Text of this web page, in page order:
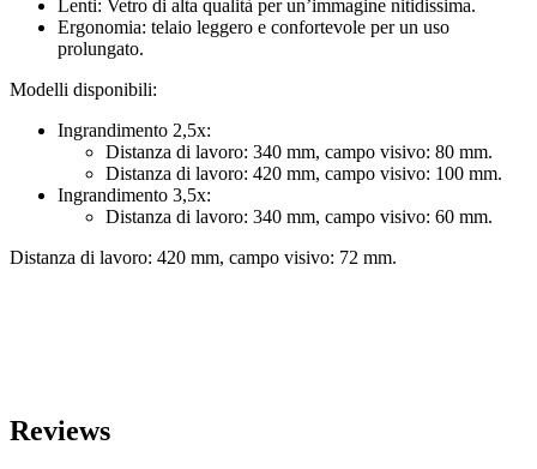
Lenti: Vetro di alta qualità per un’immagine nitidissima.
Ergonomia: telaio leggero e confortevole per un uso
prolungato.
Modelli disponibili:
Ingrandimento 2,5x:
Distanza di lavoro: 340 mm, campo visivo: 80 mm.
Distanza di lavoro: 420 mm, campo visivo: 100 mm.
Ingrandimento 3,5x:
Distanza di lavoro: 340 mm, campo visivo: 60 mm.
Distanza di lavoro: 420 mm, campo visivo: 72 mm.
Reviews